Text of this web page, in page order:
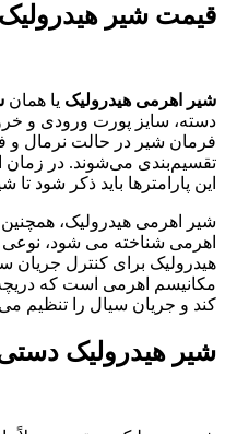
قیمت شیر
شیر اهرمی هیدرولیک یا همان
دسته، سایز پورت ورودی و
فرمان شیر در حالت نرمال و
تقسیم‌بندی می‌شوند. در زمان
این پارامترها باید ذکر شود
شیر اهرمی هیدرولیک،
اهرمی شناخته می شود،
هیدرولیک برای کنترل جریان
مکانیسم اهرمی است که
کند و جریان سیال را تنظیم
شیر هیدرولیک